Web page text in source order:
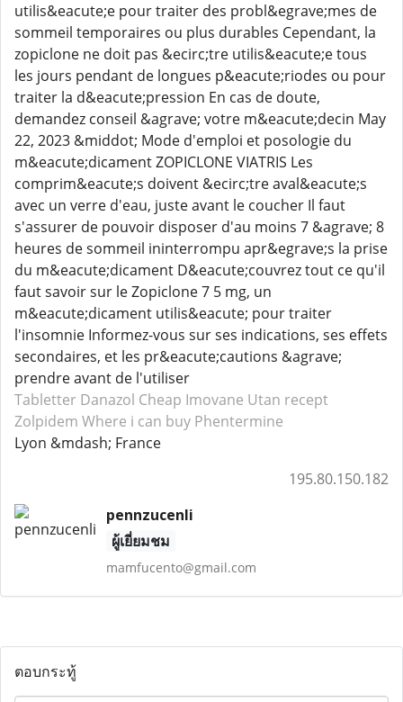
utilis&eacute;e pour traiter des probl&egrave;mes de
sommeil temporaires ou plus durables Cependant, la
zopiclone ne doit pas &ecirc;tre utilis&eacute;e tous
les jours pendant de longues p&eacute;riodes ou pour
traiter la d&eacute;pression En cas de doute,
demandez conseil &agrave; votre m&eacute;decin May
22, 2023 &middot; Mode d'emploi et posologie du
m&eacute;dicament ZOPICLONE VIATRIS Les
comprim&eacute;s doivent &ecirc;tre aval&eacute;s
avec un verre d'eau, juste avant le coucher Il faut
s'assurer de pouvoir disposer d'au moins 7 &agrave; 8
heures de sommeil ininterrompu apr&egrave;s la prise
du m&eacute;dicament D&eacute;couvrez tout ce qu'il
faut savoir sur le Zopiclone 7 5 mg, un
m&eacute;dicament utilis&eacute; pour traiter
l'insomnie Informez-vous sur ses indications, ses effets
secondaires, et les pr&eacute;cautions &agrave;
prendre avant de l'utiliser
Tabletter Danazol Cheap Imovane Utan recept
Zolpidem Where i can buy Phentermine
Lyon &mdash; France
195.80.150.182
pennzucenli
ผู้เยี่ยมชม
mamfucento@gmail.com
ตอบกระทู้